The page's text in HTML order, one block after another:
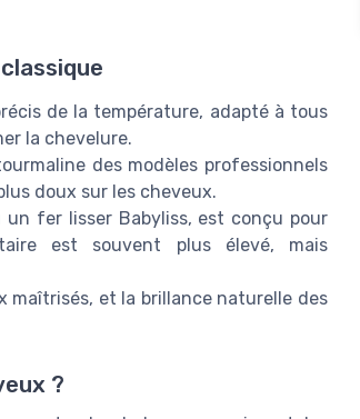
de la température, adapté à tous
la chevelure.
des modèles professionnels
doux sur les cheveux.
fer lisser Babyliss, est conçu pour
est souvent plus élevé, mais
et la brillance naturelle des
?